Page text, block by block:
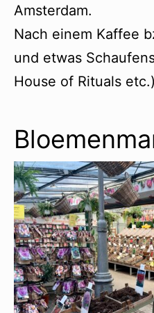
Amsterdam.
Nach einem Kaffee
und etwas
House of Rituals